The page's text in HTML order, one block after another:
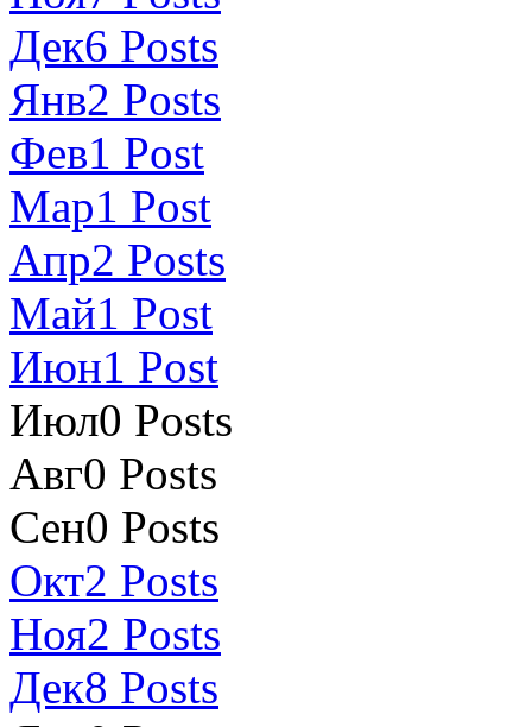
Дек6 Posts
Янв2 Posts
Фев1 Post
Мар1 Post
Апр2 Posts
Май1 Post
Июн1 Post
Июл0 Posts
Авг0 Posts
Сен0 Posts
Окт2 Posts
Ноя2 Posts
Дек8 Posts